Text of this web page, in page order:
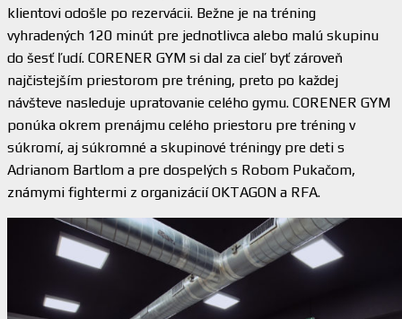
klientovi odošle po rezervácii. Bežne je na tréning
vyhradených 120 minút pre jednotlivca alebo malú skupinu
do šesť ľudí. CORENER GYM si dal za cieľ byť zároveň
najčistejším priestorom pre tréning, preto po každej
návšteve nasleduje upratovanie celého gymu. CORENER GYM
ponúka okrem prenájmu celého priestoru pre tréning v
súkromí, aj súkromné a skupinové tréningy pre deti s
Adrianom Bartlom a pre dospelých s Robom Pukačom,
známymi fightermi z organizácií OKTAGON a RFA.